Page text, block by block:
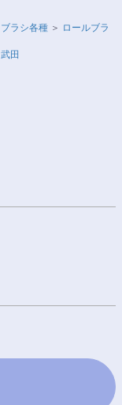
ブラシ各種 ＞ ロールブラ
武田